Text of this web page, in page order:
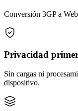
Conversión 3GP a
Privacidad
Sin cargas ni
dispositivo.